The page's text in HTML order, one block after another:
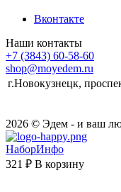
Вконтакте
Наши контакты
+7 (3843) 60-58-60
shop@moyedem.ru
г.Новокузнецк,
2026 © Эдем - и ваш
НаборИнфо
321 ₽ В корзину